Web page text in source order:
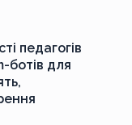
педагогів
ботів для